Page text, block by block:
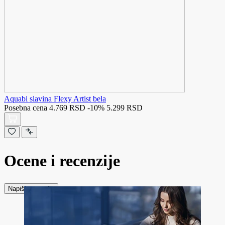
Aquabi slavina Flexy Artist bela
Posebna cena 4.769 RSD -10% 5.299 RSD
Ocene i recenzije
Napiši recenziju